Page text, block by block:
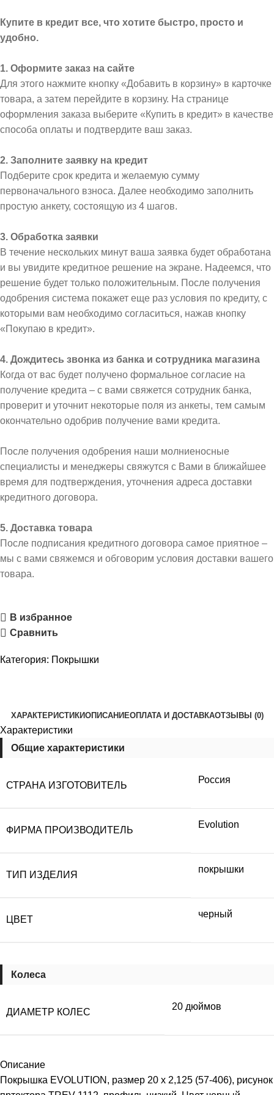
Купите в кредит все, что хотите быстро, просто и
удобно.
1. Оформите заказ на сайте
Для этого нажмите кнопку «Добавить в корзину» в карточке
товара, а затем перейдите в корзину. На странице
оформления заказа выберите «Купить в кредит» в качестве
способа оплаты и подтвердите ваш заказ.
2. Заполните заявку на кредит
Подберите срок кредита и желаемую сумму
первоначального взноса. Далее необходимо заполнить
простую анкету, состоящую из 4 шагов.
3. Обработка заявки
В течение нескольких минут ваша заявка будет обработана
и вы увидите кредитное решение на экране. Надеемся, что
решение будет только положительным. После получения
одобрения система покажет еще раз условия по кредиту, с
которыми вам необходимо согласиться, нажав кнопку
«Покупаю в кредит».
4. Дождитесь звонка из банка и сотрудника магазина
Когда от вас будет получено формальное согласие на
получение кредита – с вами свяжется сотрудник банка,
проверит и уточнит некоторые поля из анкеты, тем самым
окончательно одобрив получение вами кредита.
После получения одобрения наши молниеносные
специалисты и менеджеры свяжутся с Вами в ближайшее
время для подтверждения, уточнения адреса доставки
кредитного договора.
5. Доставка товара
После подписания кредитного договора самое приятное –
мы с вами свяжемся и обговорим условия доставки вашего
товара.
В избранное
Сравнить
Категория: Покрышки
ХАРАКТЕРИСТИКИОПИСАНИЕОПЛАТА И ДОСТАВКАОТЗЫВЫ (0)
Характеристики
Общие характеристики
СТРАНА ИЗГОТОВИТЕЛЬ
Россия
ФИРМА ПРОИЗВОДИТЕЛЬ
Evolution
ТИП ИЗДЕЛИЯ
покрышки
ЦВЕТ
черный
Колеса
ДИАМЕТР КОЛЕС
20 дюймов
Описание
Покрышка EVOLUTION, размер 20 x 2,125 (57-406), рисунок